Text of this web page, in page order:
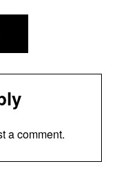
a comment.